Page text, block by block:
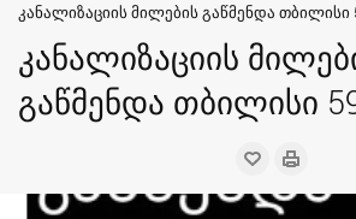
კანალიზაციის მილების გაწმენდა თბილისი
კანალიზაციის
გაწმენდა თბილისი